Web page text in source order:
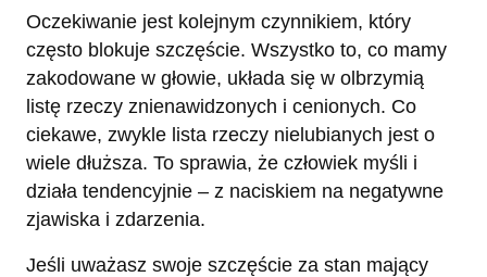
Oczekiwanie jest kolejnym czynnikiem, który
często blokuje szczęście. Wszystko to, co mamy
zakodowane w głowie, układa się w olbrzymią
listę rzeczy znienawidzonych i cenionych. Co
ciekawe, zwykle lista rzeczy nielubianych jest o
wiele dłuższa. To sprawia, że człowiek myśli i
działa tendencyjnie – z naciskiem na negatywne
zjawiska i zdarzenia.
Jeśli uważasz swoje szczęście za stan mający